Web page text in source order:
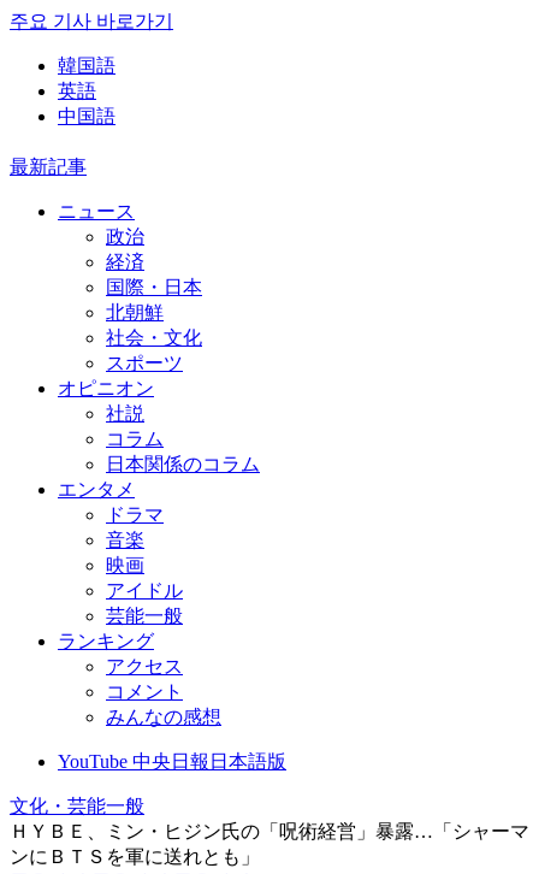
주요 기사 바로가기
韓国語
英語
中国語
最新記事
ニュース
政治
経済
国際・日本
北朝鮮
社会・文化
スポーツ
オピニオン
社説
コラム
日本関係のコラム
エンタメ
ドラマ
音楽
映画
アイドル
芸能一般
ランキング
アクセス
コメント
みんなの感想
YouTube 中央日報日本語版
文化・芸能一般
ＨＹＢＥ、ミン・ヒジン氏の「呪術経営」暴露…「シャーマ
ンにＢＴＳを軍に送れとも」